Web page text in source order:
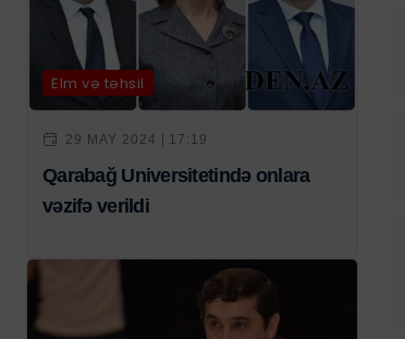
Elm və təhsil
29 MAY 2024 | 17:19
Qarabağ Universitetində onlara
vəzifə verildi